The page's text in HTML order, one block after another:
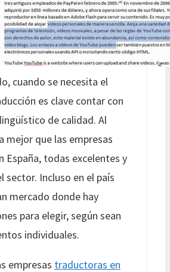
cuando se necesita el
es clave contar con
de calidad. Al
mejor que las empresas
España, todas excelentes y
sector. Incluso en el país
mercado donde hay
para elegir, según sean
individuales.
empresas traductoras en